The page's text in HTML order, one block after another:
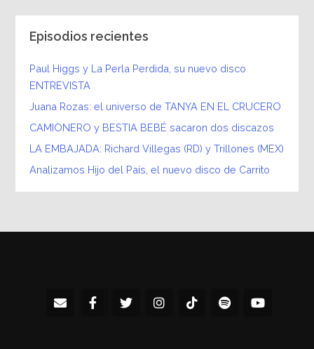
Episodios recientes
Paul Higgs y La Perla Perdida, su nuevo disco
ENTREVISTA
Juana Rozas: el universo de TANYA EN EL CRUCERO
CAMIONERO y BESTIA BEBÉ sacaron dos discazos
LA EMBAJADA: Richard Villegas (RD) y Trillones (MEX)
Analizamos Hijo del País, el nuevo disco de Carrito